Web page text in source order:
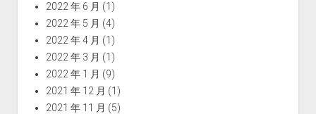
2022 年 6 月 (1)
2022 年 5 月 (4)
2022 年 4 月 (1)
2022 年 3 月 (1)
2022 年 1 月 (9)
2021 年 12 月 (1)
2021 年 11 月 (5)